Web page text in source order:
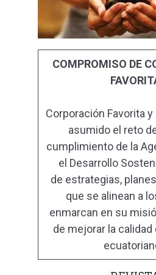
COMPROMISO DE
Corporación Favorita
asumido el reto
cumplimiento de la
el Desarrollo
de estrategias,
que se alinean a
enmarcan en su
de mejorar la calidad